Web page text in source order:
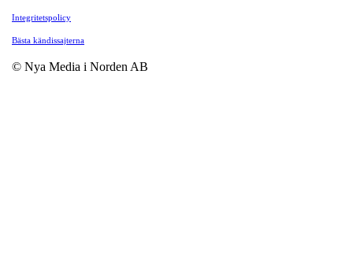
Integritetspolicy
Bästa kändissajterna
© Nya Media i Norden AB